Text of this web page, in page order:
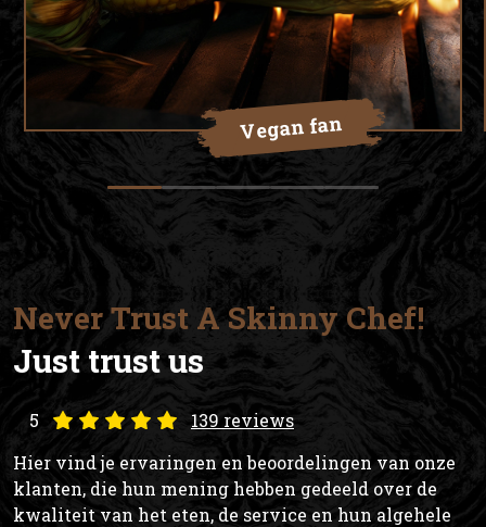
Vegan fan
Never Trust A Skinny Chef!
Just trust us
5
139 reviews
Hier vind je ervaringen en beoordelingen van onze
klanten, die hun mening hebben gedeeld over de
kwaliteit van het eten, de service en hun algehele